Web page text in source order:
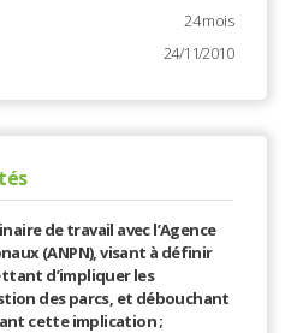
24 mois
24/11/2010
de travail avec l’Agence
(ANPN), visant à définir
d’impliquer les
des parcs, et débouchant
cette implication ;